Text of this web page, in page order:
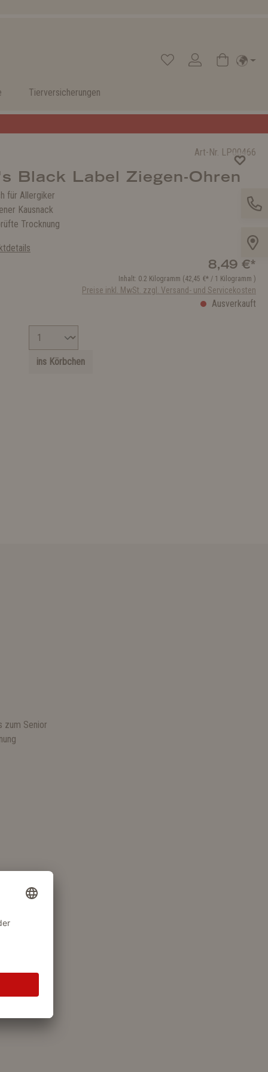
Tierversicherungen
Art-Nr. LP00466
Black Label Ziegen-Ohren
für Allergiker
Kausnack
Trocknung
8,49 €*
Inhalt: 0.2 Kilogramm (42,45 €* / 1 Kilogramm )
Preise inkl. MwSt. zzgl. Versand- und Servicekosten
Ausverkauft
ins Körbchen
zum Senior